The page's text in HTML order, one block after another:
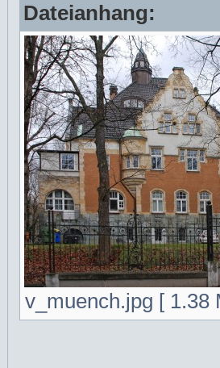
Dateianhang:
v_muench.jpg [ 1.38